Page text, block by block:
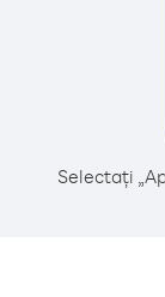
Selectați